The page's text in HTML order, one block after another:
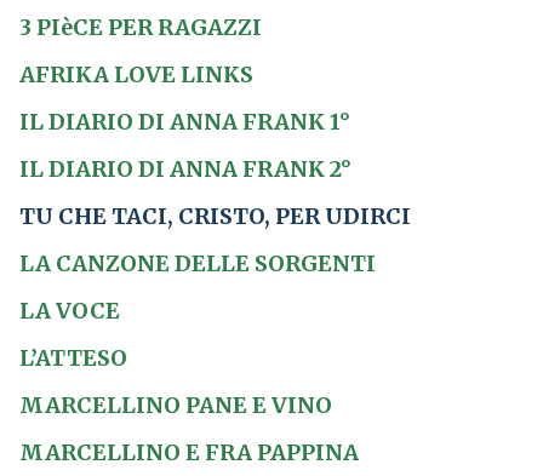
3 PIèCE PER RAGAZZI
AFRIKA LOVE LINKS
IL DIARIO DI ANNA FRANK 1°
IL DIARIO DI ANNA FRANK 2°
TU CHE TACI, CRISTO, PER UDIRCI
LA CANZONE DELLE SORGENTI
LA VOCE
L’ATTESO
MARCELLINO PANE E VINO
MARCELLINO E FRA PAPPINA